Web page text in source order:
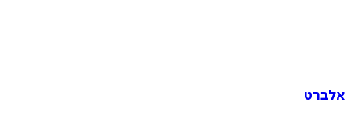
אלברט